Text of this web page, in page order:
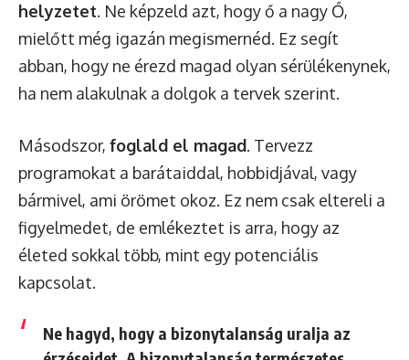
helyzetet. Ne képzeld azt, hogy ő a nagy Ő,
mielőtt még igazán megismernéd. Ez segít
abban, hogy ne érezd magad olyan sérülékenynek,
ha nem alakulnak a dolgok a tervek szerint.
Másodszor, foglald el magad. Tervezz
programokat a barátaiddal, hobbidjával, vagy
bármivel, ami örömet okoz. Ez nem csak eltereli a
figyelmedet, de emlékeztet is arra, hogy az
életed sokkal több, mint egy potenciális
kapcsolat.
Ne hagyd, hogy a bizonytalanság uralja az